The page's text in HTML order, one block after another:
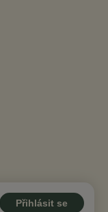
Přihlásit se